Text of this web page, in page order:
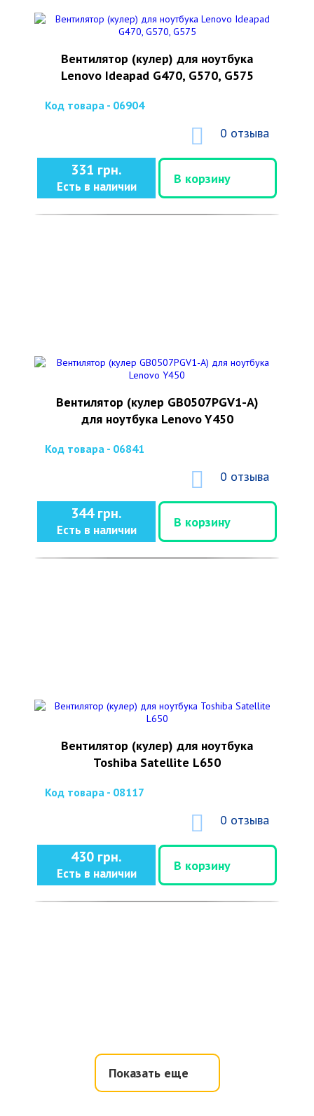
Вентилятор (кулер) для ноутбука
Lenovo Ideapad G470, G570, G575
Код товара - 06904
0 отзыва
331 грн.
Есть в наличии
В корзину
Вентилятор (кулер GB0507PGV1-A)
для ноутбука Lenovo Y450
Код товара - 06841
0 отзыва
344 грн.
Есть в наличии
В корзину
Вентилятор (кулер) для ноутбука
Toshiba Satellite L650
Код товара - 08117
0 отзыва
430 грн.
Есть в наличии
В корзину
Показать еще